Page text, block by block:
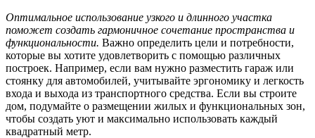
Оптимальное использование узкого и длинного участка
поможет создать гармоничное сочетание пространства и
функциональности. Важно определить цели и потребности,
которые вы хотите удовлетворить с помощью различных
построек. Например, если вам нужно разместить гараж или
стоянку для автомобилей, учитывайте эргономику и легкость
входа и выхода из транспортного средства. Если вы строите
дом, подумайте о размещении жилых и функциональных зон,
чтобы создать уют и максимально использовать каждый
квадратный метр.